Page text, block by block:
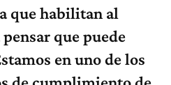
que habilitan al
que puede
en uno de los